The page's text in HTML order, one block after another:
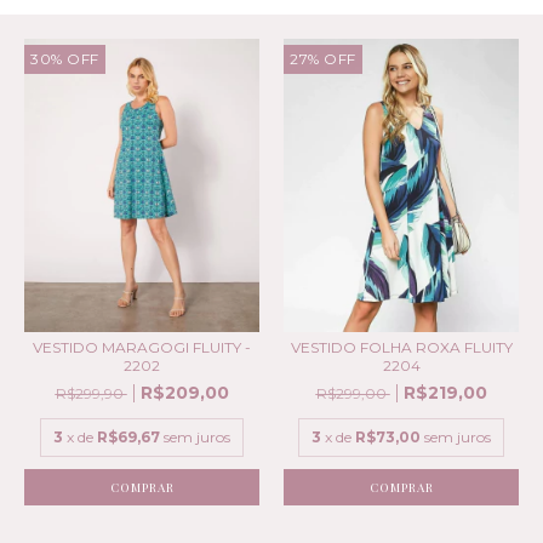
30% OFF
VESTIDO MARAGOGI FLUITY -
2202
R$299,90
R$209,00
3 x de R$69,67 sem juros
COMPRAR
27% OFF
VESTIDO FOLHA ROXA FLUITY
2204
R$299,00
R$219,00
3 x de R$73,00 sem juros
COMPRAR